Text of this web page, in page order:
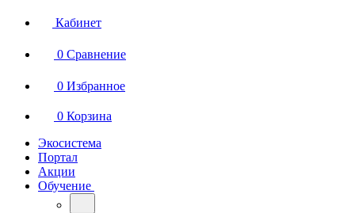
Кабинет
0 Сравнение
0 Избранное
0 Корзина
Экосистема
Портал
Акции
Обучение